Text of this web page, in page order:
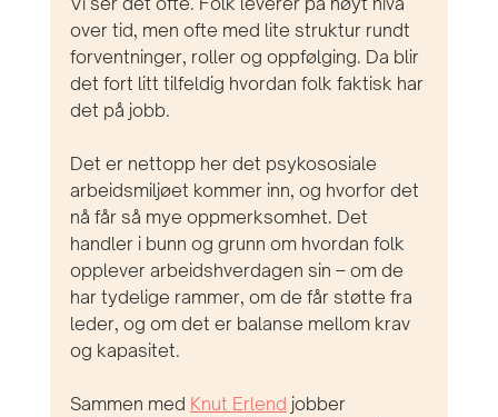
over tid, men ofte med lite struktur rundt
forventninger, roller og oppfølging. Da blir
det fort litt tilfeldig hvordan folk faktisk har
det på jobb.
Det er nettopp her det psykososiale
arbeidsmiljøet kommer inn, og hvorfor det
nå får så mye oppmerksomhet. Det
handler i bunn og grunn om hvordan folk
opplever arbeidshverdagen sin – om de
har tydelige rammer, om de får støtte fra
leder, og om det er balanse mellom krav
og kapasitet.
Sammen med Knut Erlend jobber